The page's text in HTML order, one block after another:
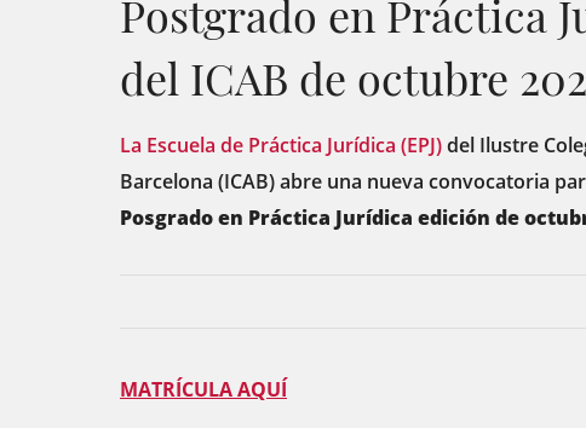
Postgrado en Práctica
del ICAB de octubre
La Escuela de Práctica Jurídica (EPJ)del Ilustre
Barcelona (ICAB) abre una nueva convocatoria
Posgrado en Práctica Jurídica edición de
MATRÍCULA AQUÍ